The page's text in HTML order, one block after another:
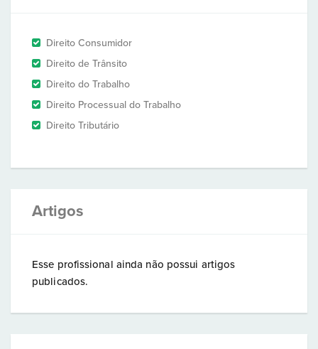
Direito Consumidor
Direito de Trânsito
Direito do Trabalho
Direito Processual do Trabalho
Direito Tributário
Artigos
Esse profissional ainda não possui artigos
publicados.